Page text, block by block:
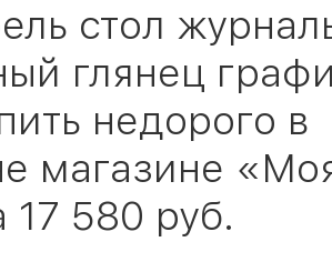
стол
глянец
недорого в
магазине
17 580 руб.